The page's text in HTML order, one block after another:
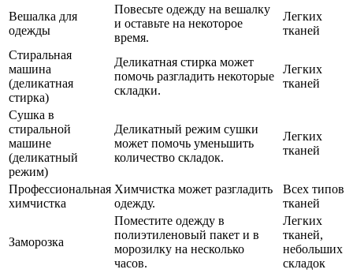
Вешалка для
одежды
Повесьте одежду на вешалку
и оставьте на некоторое
время.
Легких
тканей
Стиральная
машина
(деликатная
стирка)
Деликатная стирка может
помочь разгладить некоторые
складки.
Легких
тканей
Сушка в
стиральной
машине
(деликатный
режим)
Деликатный режим сушки
может помочь уменьшить
количество складок.
Легких
тканей
Профессиональная
химчистка
Химчистка может разгладить
одежду.
Всех типов
тканей
Заморозка
Поместите одежду в
полиэтиленовый пакет и в
морозилку на несколько
часов.
Легких
тканей,
небольших
складок